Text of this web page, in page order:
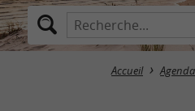
Accueil Agenda